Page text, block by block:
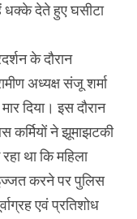
धक्के देते हुए घसीटा
के दौरान
अध्यक्ष संजू शर्मा
दिया। इस दौरान
कर्मियों ने झूमाझटकी
था कि महिला
करने पर पुलिस
एवं प्रतिशोध